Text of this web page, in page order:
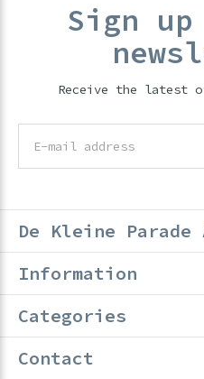
Sign
Receive the latest
De Kleine Parade
Information
Categories
Contact